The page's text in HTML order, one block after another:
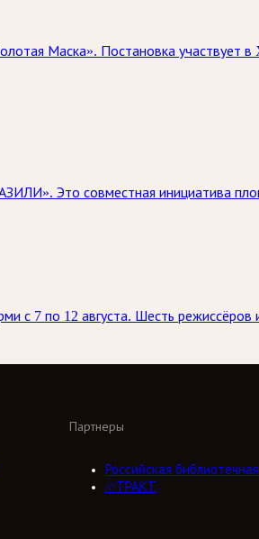
Маска». Постановка
Это совместная инициатива
7 по 12 августа. Шесть режиссёров
Партнеры
Российская
///ТРАКТ